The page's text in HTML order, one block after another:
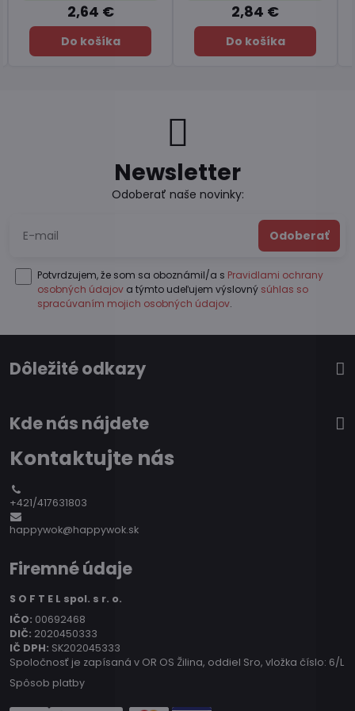
7,45 €
Do košíka
6,49 €
Do košíka
Newsletter
Odoberať naše novinky:
Odoberať
Potvrdzujem, že som sa oboznámil/a s Pravidlami ochrany
osobných údajov a týmto udeľujem výslovný súhlas so
spracúvaním mojich osobných údajov.
Dôležité odkazy
Kde nás nájdete
Kontaktujte nás
+421/417631803
happywok@happywok.sk
Firemné údaje
S O F T E L spol. s r. o.
IČO: 00692468
DIČ: 2020450333
IČ DPH: SK202045333
Spoločnosť je zapísaná v OR OS Žilina, oddiel Sro, vložka číslo: 6/L
Spôsob platby